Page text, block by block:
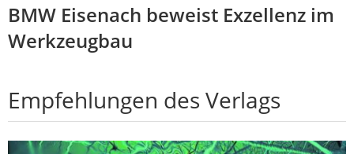
BMW Eisenach beweist Exzellenz im
Werkzeugbau
Empfehlungen des Verlags